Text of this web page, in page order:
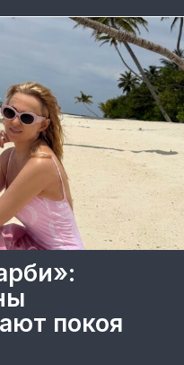
покоя